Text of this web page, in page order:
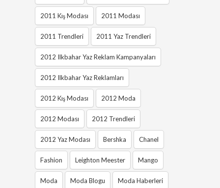
2011 Kış Modası 2011 Modası
2011 Trendleri 2011 Yaz Trendleri
2012 Ilkbahar Yaz Reklam Kampanyaları
2012 Ilkbahar Yaz Reklamları
2012 Kış Modası 2012 Moda
2012 Modası 2012 Trendleri
2012 Yaz Modası Bershka Chanel
Fashion Leighton Meester Mango
Moda Moda Blogu Moda Haberleri